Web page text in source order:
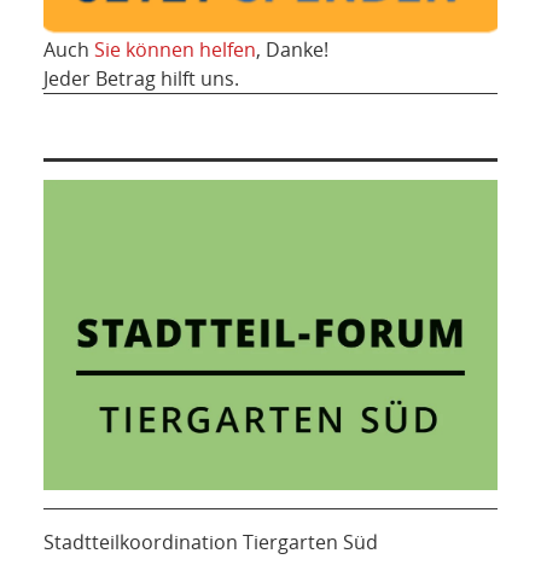
Auch Sie können helfen, Danke!
Jeder Betrag hilft uns.
Stadtteilkoordination Tiergarten Süd